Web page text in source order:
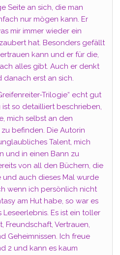
Seite an sich, die man
nur mögen kann. Er
mir immer wieder ein
hat. Besonders gefällt
kann und er für die,
alles gibt. Auch er denkt
danach erst an sich.
Trilogie“ echt gut
so detailliert beschrieben,
mich selbst an den
befinden. Die Autorin
Talent, mich
und in einen Bann zu
von all den Büchern, die
auch dieses Mal wurde
wenn ich persönlich nicht
am Hut habe, so war es
Es ist ein toller
Freundschaft, Vertrauen,
Geheimnissen. Ich freue
2 und kann es kaum